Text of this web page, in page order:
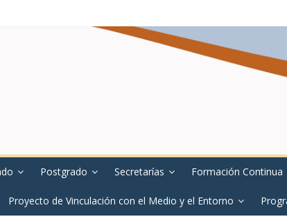
Postgrado Secretarías Formación Continua
Proyecto de Vinculación con el Medio y el Entorno